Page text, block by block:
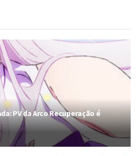
PV da Arco Recuperação é